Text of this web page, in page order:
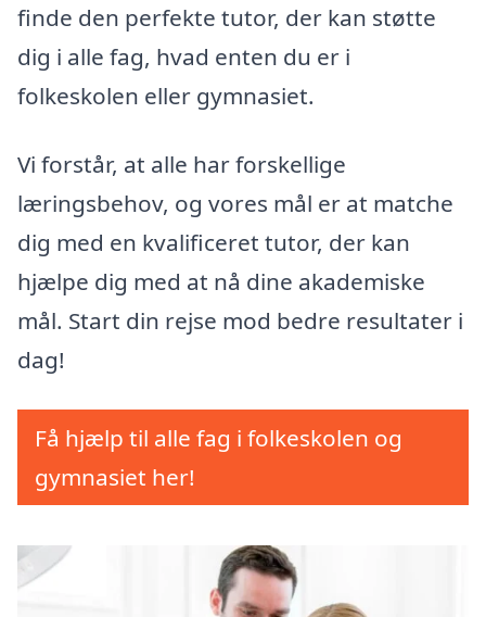
finde den perfekte tutor, der kan støtte
dig i alle fag, hvad enten du er i
folkeskolen eller gymnasiet.
Vi forstår, at alle har forskellige
læringsbehov, og vores mål er at matche
dig med en kvalificeret tutor, der kan
hjælpe dig med at nå dine akademiske
mål. Start din rejse mod bedre resultater i
dag!
Få hjælp til alle fag i folkeskolen og
gymnasiet her!